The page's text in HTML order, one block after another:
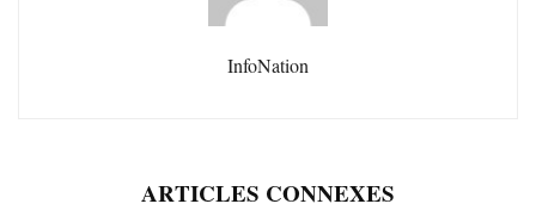
InfoNation
ARTICLES CONNEXES